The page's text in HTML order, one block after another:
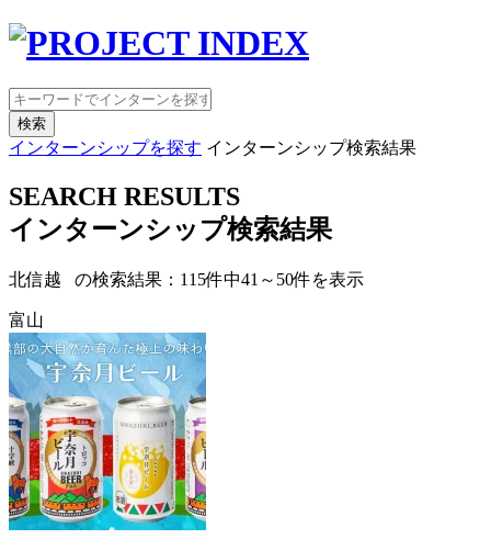
検索
インターンシップを探す インターンシップ検索結果
SEARCH RESULTS
インターンシップ検索結果
北信越 の検索結果： 115件中41 ～ 50件を表示
富山